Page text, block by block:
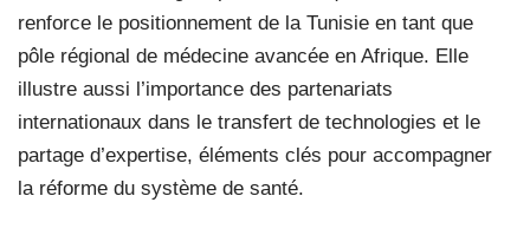
renforce le positionnement de la Tunisie en tant que
pôle régional de médecine avancée en Afrique. Elle
illustre aussi l’importance des partenariats
internationaux dans le transfert de technologies et le
partage d’expertise, éléments clés pour accompagner
la réforme du système de santé.